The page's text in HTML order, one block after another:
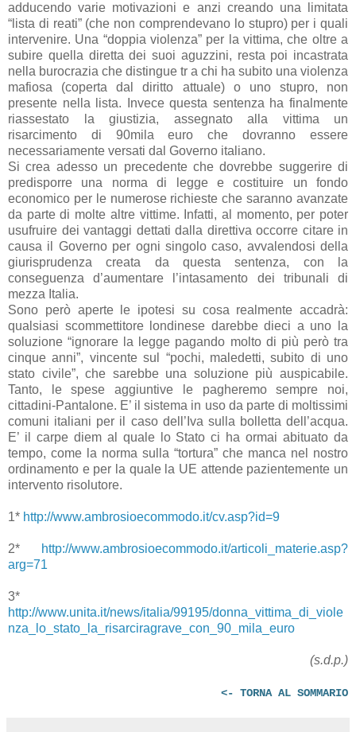
adducendo varie motivazioni e anzi creando una limitata
“lista di reati” (che non comprendevano lo stupro) per i quali
intervenire. Una “doppia violenza” per la vittima, che oltre a
subire quella diretta dei suoi aguzzini, resta poi incastrata
nella burocrazia che distingue tr a chi ha subito una violenza
mafiosa (coperta dal diritto attuale) o uno stupro, non
presente nella lista. Invece questa sentenza ha finalmente
riassestato la giustizia, assegnato alla vittima un
risarcimento di 90mila euro che dovranno essere
necessariamente versati dal Governo italiano.
Si crea adesso un precedente che dovrebbe suggerire di
predisporre una norma di legge e costituire un fondo
economico per le numerose richieste che saranno avanzate
da parte di molte altre vittime. Infatti, al momento, per poter
usufruire dei vantaggi dettati dalla direttiva occorre citare in
causa il Governo per ogni singolo caso, avvalendosi della
giurisprudenza creata da questa sentenza, con la
conseguenza d’aumentare l’intasamento dei tribunali di
mezza Italia.
Sono però aperte le ipotesi su cosa realmente accadrà:
qualsiasi scommettitore londinese darebbe dieci a uno la
soluzione “ignorare la legge pagando molto di più però tra
cinque anni”, vincente sul “pochi, maledetti, subito di uno
stato civile”, che sarebbe una soluzione più auspicabile.
Tanto, le spese aggiuntive le pagheremo sempre noi,
cittadini-Pantalone. E’ il sistema in uso da parte di moltissimi
comuni italiani per il caso dell’Iva sulla bolletta dell’acqua.
E’ il carpe diem al quale lo Stato ci ha ormai abituato da
tempo, come la norma sulla “tortura” che manca nel nostro
ordinamento e per la quale la UE attende pazientemente un
intervento risolutore.
1* http://www.ambrosioecommodo.it/cv.asp?id=9
2*
http://www.ambrosioecommodo.it/articoli_materie.asp?
arg=71
3*
http://www.unita.it/news/italia/99195/donna_vittima_di_viole
nza_lo_stato_la_risarciragrave_con_90_mila_euro
(s.d.p.)
<- TORNA AL SOMMARIO